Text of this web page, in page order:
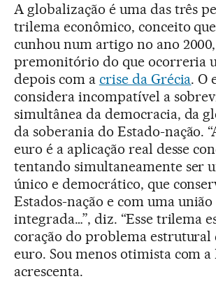
A globalização é uma das três
trilema econômico, conceito
cunhou num artigo no ano 2000,
premonitório do que ocorreria
depois com a crise da Grécia. O
considera incompatível a
simultânea da democracia, da
da soberania do Estado-nação.
euro é a aplicação real desse
tentando simultaneamente ser
único e democrático, que
Estados-nação e com uma
integrada…”, diz. “Esse trilema
coração do problema estrutural
euro. Sou menos otimista com a
acrescenta.